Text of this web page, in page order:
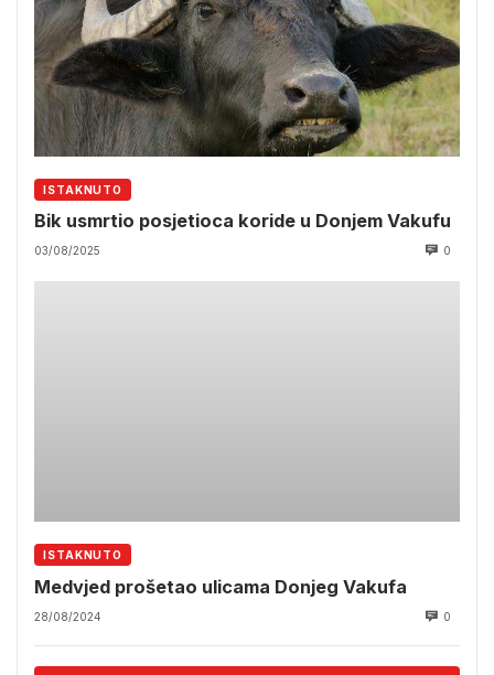
ISTAKNUTO
Bik usmrtio posjetioca koride u Donjem Vakufu
03/08/2025 0
ISTAKNUTO
Medvjed prošetao ulicama Donjeg Vakufa
28/08/2024 0